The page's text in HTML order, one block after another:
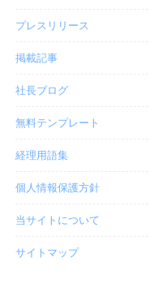
プレスリリース
掲載記事
社長ブログ
無料テンプレート
経理用語集
個人情報保護方針
当サイトについて
サイトマップ